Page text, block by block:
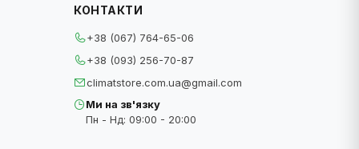
КОНТАКТИ
+38 (067) 764-65-06
+38 (093) 256-70-87
climatstore.com.ua@gmail.com
Ми на зв'язку
Пн - Нд: 09:00 - 20:00